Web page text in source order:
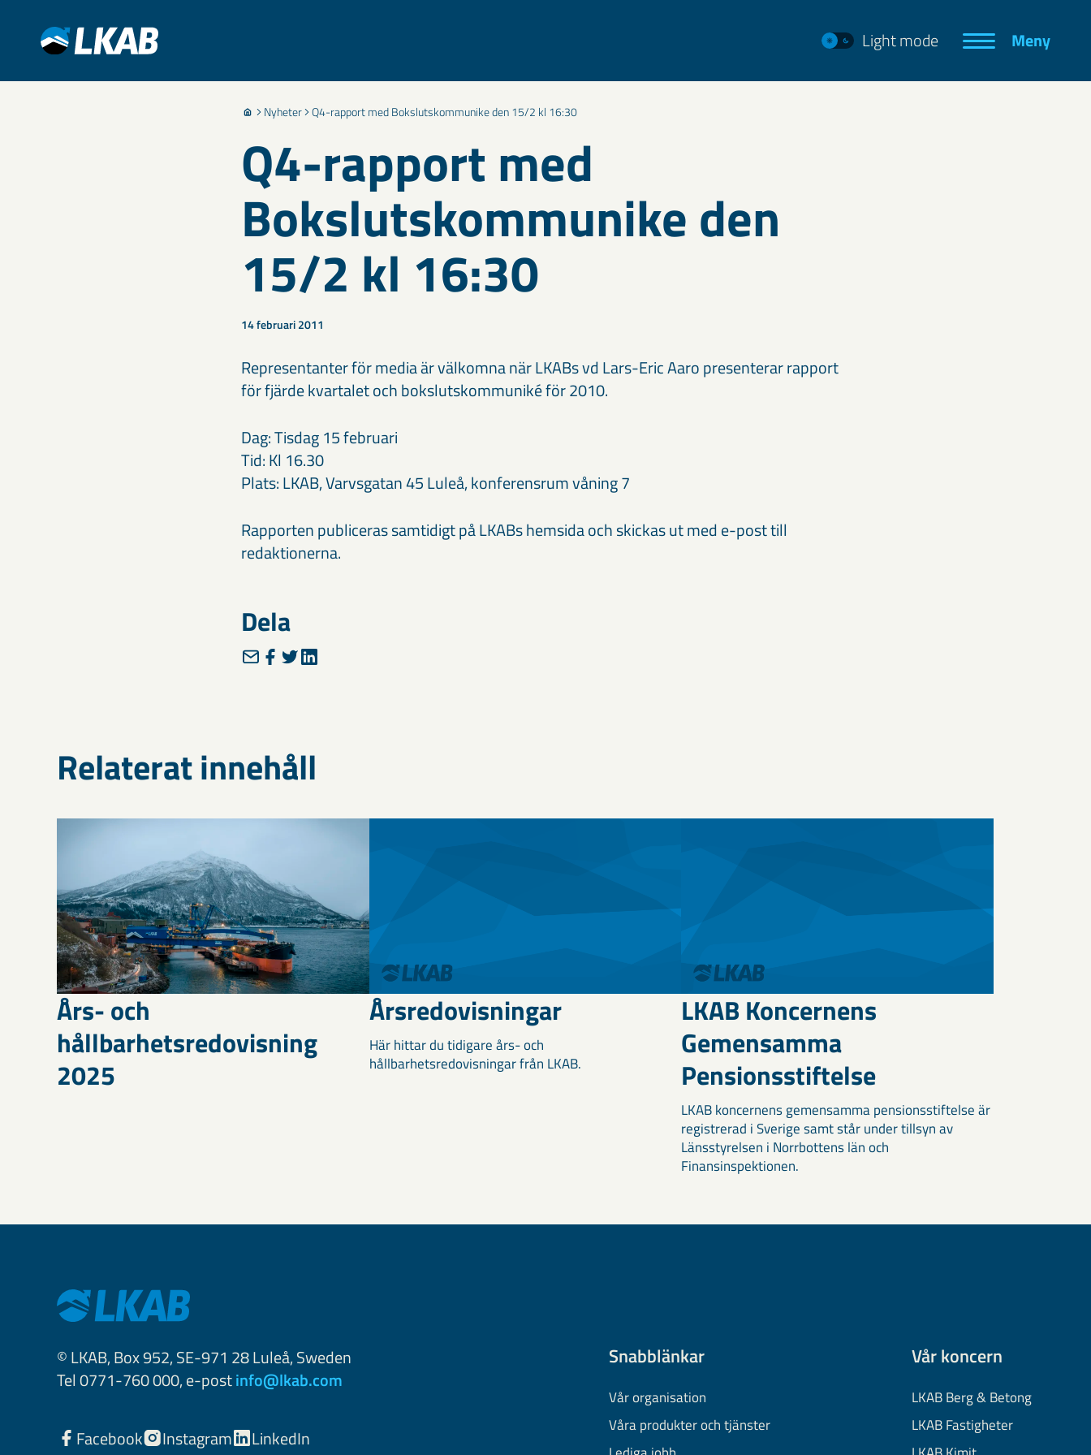
Light mode Meny
Nyheter Q4-rapport med Bokslutskommunike den 15/2 kl 16:30
Q4-rapport med
Bokslutskommunike den
15/2 kl 16:30
14 februari 2011
Representanter för media är välkomna när LKABs vd Lars-Eric Aaro presenterar rapport
för fjärde kvartalet och bokslutskommuniké för 2010.
Dag: Tisdag 15 februari
Tid: Kl 16.30
Plats: LKAB, Varvsgatan 45 Luleå, konferensrum våning 7
Rapporten publiceras samtidigt på LKABs hemsida och skickas ut med e-post till
redaktionerna.
Dela
Relaterat innehåll
Års- och
hållbarhetsredovisning
2025
Årsredovisningar
Här hittar du tidigare års- och
hållbarhetsredovisningar från LKAB.
LKAB Koncernens
Gemensamma
Pensionsstiftelse
LKAB koncernens gemensamma pensionsstiftelse är
registrerad i Sverige samt står under tillsyn av
Länsstyrelsen i Norrbottens län och
Finansinspektionen.
© LKAB, Box 952, SE-971 28 Luleå, Sweden
Tel 0771-760 000, e-postinfo@lkab.com
Facebook Instagram LinkedIn
Snabblänkar
Vår organisation
Våra produkter och tjänster
Vår koncern
LKAB Berg & Betong
LKAB Fastigheter